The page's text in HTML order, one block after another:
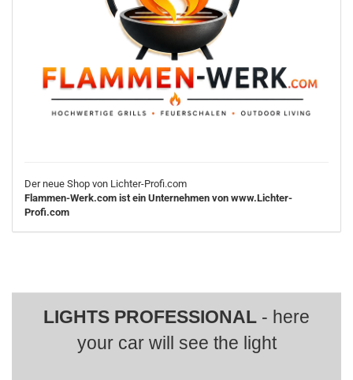
Der neue Shop von Lichter-Profi.com
Flammen-Werk.com ist ein Unternehmen von www.Lichter-
Profi.com
LIGHTS PROFESSIONAL - here
your car will see the light